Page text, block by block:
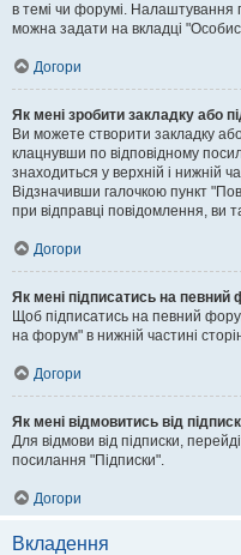
в темі чи форумі. Налаштування
можна задати на вкладці
Догори
Як мені зробити закладку або
Ви можете створити закладку
клацнувши по відповідному
знаходиться у верхній і нижній
Відзначивши галочкою пункт
при відправці повідомлення, ви
Догори
Як мені підписатись на певний
Щоб підписатись на певний
на форум" в нижній частині
Догори
Як мені відмовитись від
Для відмови від підписки,
посилання "Підписки".
Догори
Вкладення